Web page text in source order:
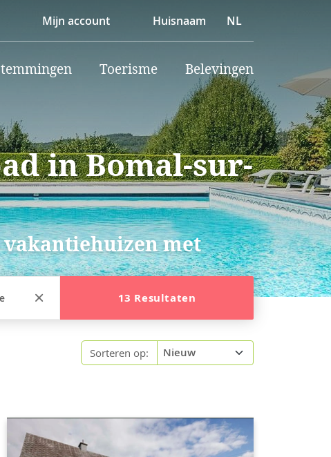
Mijn account Huisnaam NL
Toerisme Belevingen
in Bomal-sur-
vakantiehuizen met
13 Resultaten
Sorteren op: